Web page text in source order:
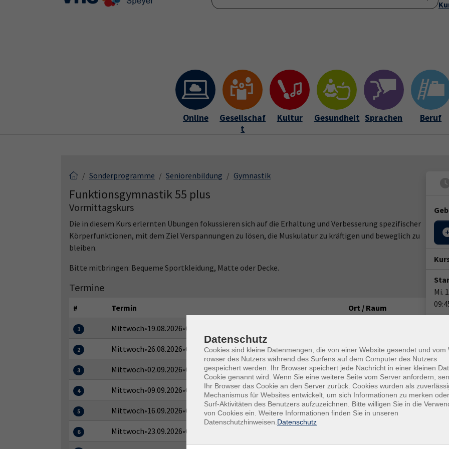
Skip to main content
Skip to page footer Startseite Anmeldung Über uns Aktuelles
Online
Gesellschaf
t
Kultur Gesundheit Sprachen Beruf
Sonderprogramme Seniorenbildung Gymnastik
Funktionsgymnastik 55 plus
Vormittagskurs
Die in diesem Kurs erlernten Übungen fokussieren sich auf die Erhaltung und Verbesserung spezifischer
Körperfunktionen, mit dem Ziel Verspannungen zu lösen, die Muskulatur zu kräftigen und beweglich zu
bleiben.
Bitte mitbringen: Bequeme Sportkleidung, Matte oder Decke.
Termine
# Termin Ort / Raum
1 Mittwoch•19.08.2026•09:45–10:45 Uhr
2 Mittwoch•26.08.2026•09:45–10:45 Uhr WBZ
3 Mittwoch•02.09.2026•09:45–10:45 Uhr WBZ
4 Mittwoch•09.09.2026•09:45–10:45 Uhr WBZ
5 Mittwoch•16.09.2026•09:45–10:45 Uhr WBZ
6 Mittwoch•23.09.2026•09:45–10:45 Uhr
Mi.
Anja
Datenschutz
Cookies sind kleine Datenmengen, die von einer Website gesendet und vom
rowser des Nutzers während des Surfens auf dem Computer des Nutzers
gespeichert werden. Ihr Browser speichert jede Nachricht in einer kleinen
Cookie genannt wird. Wenn Sie eine weitere Seite vom Server anfordern,
Ihr Browser das Cookie an den Server zurück. Cookies wurden als
Mechanismus für Websites entwickelt, um sich Informationen zu merken
Surf-Aktivitäten des Benutzers aufzuzeichnen. Bitte willigen Sie in die
von Cookies ein. Weitere Informationen finden Sie in unseren
Datenschutzhinweisen. Datenschutz